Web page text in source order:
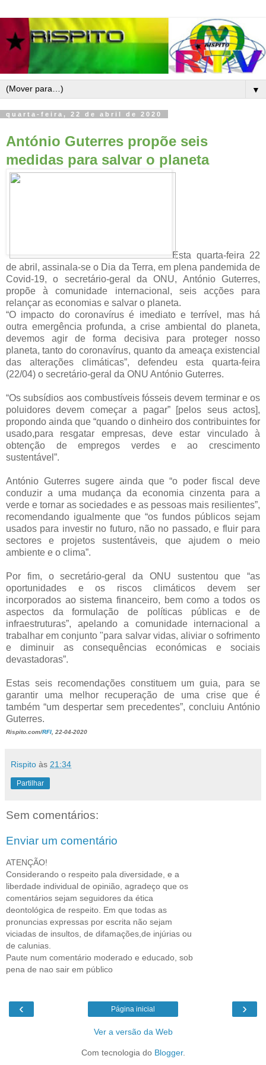
▼
quarta-feira, 22 de abril de 2020
António Guterres propõe seis
medidas para salvar o planeta
Esta quarta-feira 22
de abril, assinala-se o Dia da Terra, em plena pandemida de
Covid-19, o secretário-geral da ONU, António Guterres,
propõe à comunidade internacional, seis acções para
relançar as economias e salvar o planeta.
“O impacto do coronavírus é imediato e terrível, mas há
outra emergência profunda, a crise ambiental do planeta,
devemos agir de forma decisiva para proteger nosso
planeta, tanto do coronavírus, quanto da ameaça existencial
das alterações climáticas”, defendeu esta quarta-feira
(22/04) o secretário-geral da ONU António Guterres.
“Os subsídios aos combustíveis fósseis devem terminar e os
poluidores devem começar a pagar” [pelos seus actos],
propondo ainda que “quando o dinheiro dos contribuintes for
usado,para resgatar empresas, deve estar vinculado à
obtenção de empregos verdes e ao crescimento
sustentável”.
António Guterres sugere ainda que “o poder fiscal deve
conduzir a uma mudança da economia cinzenta para a
verde e tornar as sociedades e as pessoas mais resilientes”,
recomendando igualmente que “os fundos públicos sejam
usados para investir no futuro, não no passado, e fluir para
sectores e projetos sustentáveis, que ajudem o meio
ambiente e o clima”.
Por fim, o secretário-geral da ONU sustentou que “as
oportunidades e os riscos climáticos devem ser
incorporados ao sistema financeiro, bem como a todos os
aspectos da formulação de políticas públicas e de
infraestruturas”, apelando a comunidade internacional a
trabalhar em conjunto "para salvar vidas, aliviar o sofrimento
e diminuir as consequências económicas e sociais
devastadoras”.
Estas seis recomendações constituem um guia, para se
garantir uma melhor recuperação de uma crise que é
também “um despertar sem precedentes”, concluiu António
Guterres.
Rispito.com/RFI , 22-04-2020
Rispito às 21:34
Partilhar
Sem comentários:
Enviar um comentário
ATENÇÃO!
Considerando o respeito pala diversidade, e a
liberdade individual de opinião, agradeço que os
comentários sejam seguidores da ética
deontológica de respeito. Em que todas as
pronuncias expressas por escrita não sejam
viciadas de insultos, de difamações,de injúrias ou
de calunias.
Paute num comentário moderado e educado, sob
pena de nao sair em público
‹ ›
Página inicial
Ver a versão da Web
Com tecnologia do Blogger.